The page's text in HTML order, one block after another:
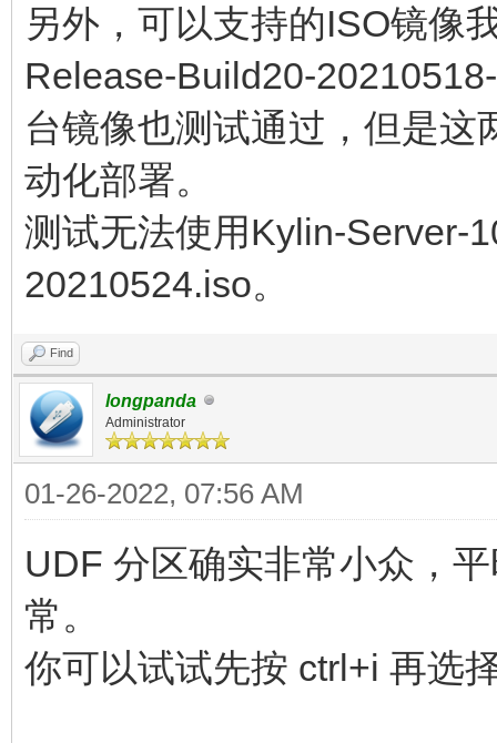
另外，可以支持的ISO镜像
Release-Build20-
台镜像也测试通过，但是
动化部署。
测试无法使用Kylin-Server-
20210524.iso。
Find
longpanda
Administrator
01-26-2022, 07:56 AM
UDF 分区确实非常小众，
常。
你可以试试先按 ctrl+i 再选